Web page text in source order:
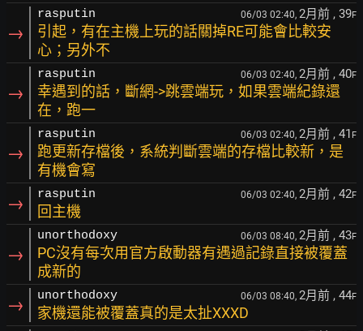
→
rasputin 06/03 02:40, 2月前 , 39F
引起，有在主機上玩的話關掉RE可能會比較安
心；另外不
→
rasputin 06/03 02:40, 2月前 , 40F
幸遇到的話，斷網->跳雲端玩，如果雲端紀錄還
在，跑一
→
rasputin 06/03 02:40, 2月前 , 41 F
跑更新存檔後，系統判斷雲端的存檔比較新，是
有機會寫
→ rasputin 06/03 02:40, 2月前 , 42F
回主機
→
unorthodoxy 06/03 08:40, 2月前 , 43F
PC沒有每次用官方啟動器有遇過記錄直接被覆蓋
成新的
→ unorthodoxy 06/03 08:40, 2月前 , 44F
家機還能被覆蓋真的是太扯XXXD